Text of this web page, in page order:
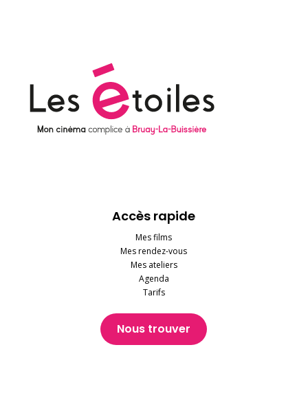
Accès rapide
Mes films
Mes rendez-vous
Mes ateliers
Agenda
Tarifs
Nous trouver